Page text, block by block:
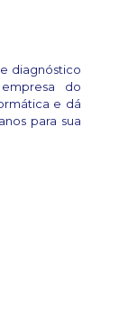
diagnóstico
do
e dá
para sua